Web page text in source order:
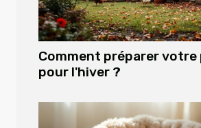
Comment préparer votre
pour l'hiver ?